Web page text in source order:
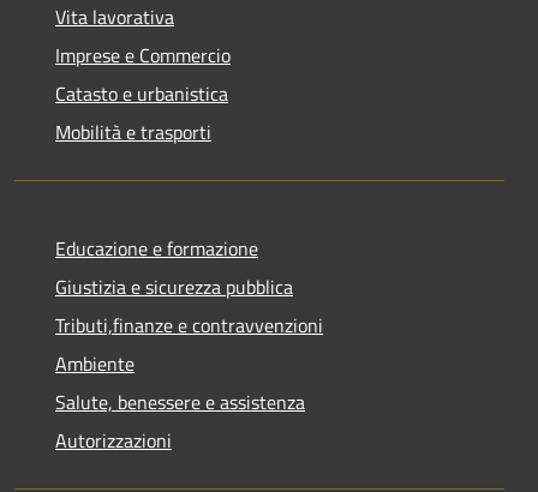
Vita lavorativa
Imprese e Commercio
Catasto e urbanistica
Mobilità e trasporti
Educazione e formazione
Giustizia e sicurezza pubblica
Tributi,finanze e contravvenzioni
Ambiente
Salute, benessere e assistenza
Autorizzazioni